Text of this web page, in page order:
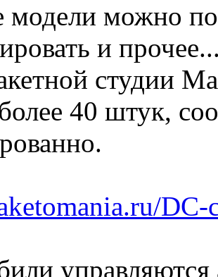
модели можно
и
студии
40 штук,
DC-